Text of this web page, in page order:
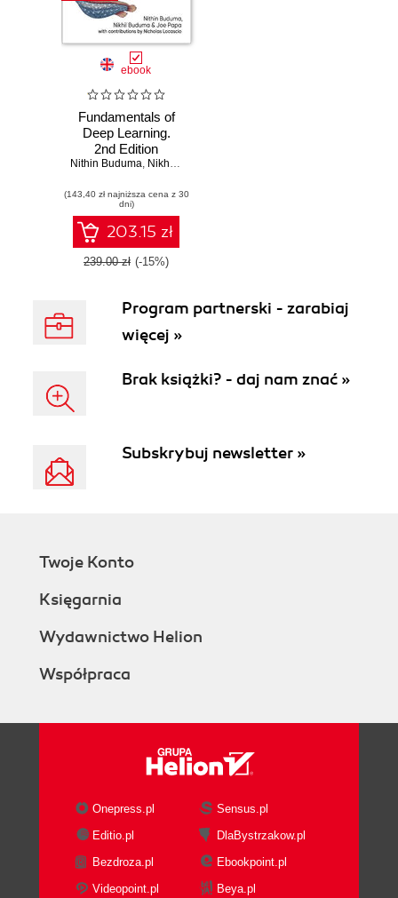
ebook
Fundamentals of
Deep Learning.
2nd Edition
Nithin Buduma, Nikhil Buduma
(143,40 zł najniższa cena z 30
dni)
203.15 zł
239.00 zł (-15%)
Program partnerski - zarabiaj
więcej »
Brak książki? - daj nam znać »
Subskrybuj newsletter »
Twoje Konto
Księgarnia
Wydawnictwo Helion
Współpraca
Onepress.pl
Sensus.pl
Editio.pl
DlaBystrzakow.pl
Bezdroza.pl
Ebookpoint.pl
Videopoint.pl
Beya.pl